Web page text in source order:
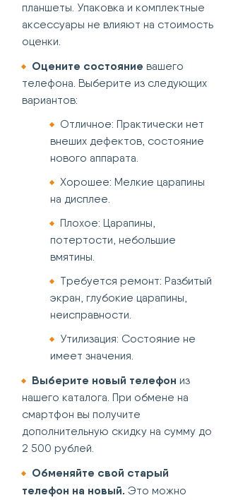
планшеты. Упаковка и комплектные
аксессуары не влияют на стоимость
оценки.
Оцените состояние вашего
телефона. Выберите из следующих
вариантов:
Отличное: Практически нет
внеших дефектов, состояние
нового аппарата.
Хорошее: Мелкие царапины
на дисплее.
Плохое: Царапины,
потертости, небольшие
вмятины.
Требуется ремонт: Разбитый
экран, глубокие царапины,
неисправности.
Утилизация: Состояние не
имеет значения.
Выберите новый телефон из
нашего каталога. При обмене на
смартфон вы получите
дополнительную скидку на сумму до
2 500 рублей.
Обменяйте свой старый
телефон на новый. Это можно